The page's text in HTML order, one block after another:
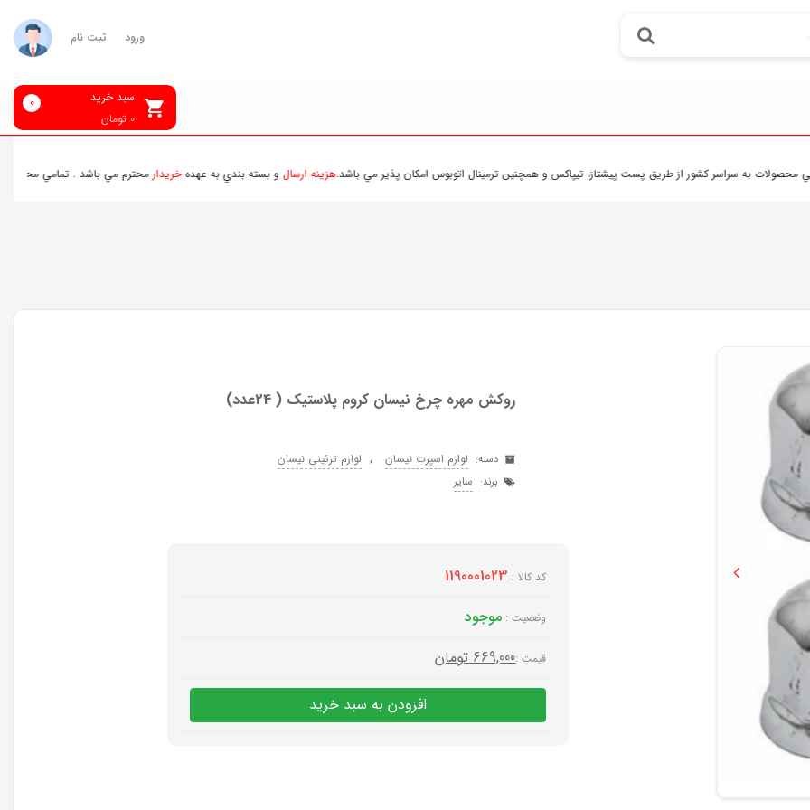
ورود ثبت نام
سبد خرید
0 تومان
0
به سراسر کشور از طريق پست پيشتاز، تيپاکس و همچنين ترمينال اتوبوس امکان پذير مي باشد.هزينه ارسالو بسته بندي به عهدهخريدارمحترم مي باشد . تمامي محصولات ارسالي
Previous
روکش مهره چرخ نیسان کروم پلاستیک ( 24عدد)
دسته: لوازم اسپرت نیسان , لوازم تزئینی نیسان
برند: سایر
کد کالا : 1190001023
وضعیت : موجود
قیمت :669,000 تومان
افزودن به سبد خرید